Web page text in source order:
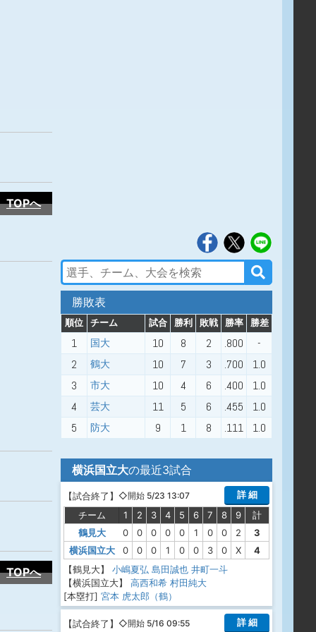
TOPへ
TOPへ
勝敗表
順位 チーム 試合 勝利 敗戦 勝率 勝差
1 国大 10 8 2 .800
-
2
鶴大 10 7 3 .700
1.0
3
市大 10 4 6 .400
1.0
4
芸大 11 5 6 .455
1.0
5
防大 9 1 8 .111 1.0
横浜国立大の最近3試合
【試合終了】 ◇開始 5/23 13:07
詳 細
チーム
1 2 3 4 5 6 7 8 9
計
鶴見大
0 0 0 0 0 1 0 0 2
3
横浜国立大
0 0 0 1 0 0 3 0 X
4
【鶴見大】
小嶋夏弘 島田誠也 井町一斗
【横浜国立大】
高西和希 村田純大
[本塁打] 宮本 虎太郎（鶴）
【試合終了】 ◇開始 5/16 09:55 詳 細